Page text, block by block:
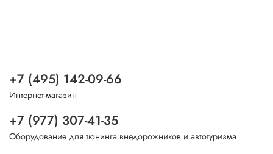
+7 (495) 142-09-66
Интернет-магазин
+7 (977) 307-41-35
Оборудование для тюнинга внедорожников и автотуризма